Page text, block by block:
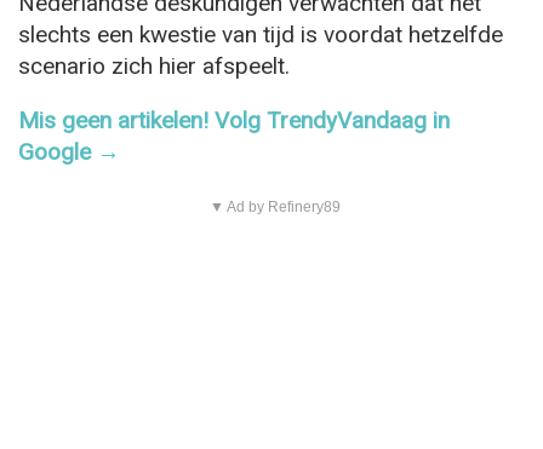
slechts een kwestie van tijd is voordat hetzelfde
scenario zich hier afspeelt.
Mis geen artikelen! Volg TrendyVandaag in
Google →
▼ Ad by Refinery89